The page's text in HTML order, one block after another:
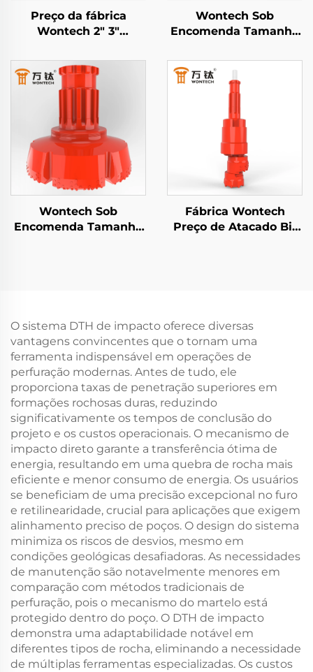
Preço da fábrica
Wontech 2" 3"
Down The Hole
Martelo DTH
Wontech Sob
Encomenda Tamanho
Poços de Perfuração
18" 24" 32" Polegadas
Broca DTH para
Fundação e Perfuração
de Poços
Wontech Sob
Encomenda Tamanho
de Poços
Fábrica Wontech
Preço de Atacado Bit
O sistema DTH de impacto oferece diversas
vantagens convincentes que o tornam uma
ferramenta indispensável em operações de
perfuração modernas. Antes de tudo, ele
proporciona taxas de penetração superiores em
formações rochosas duras, reduzindo
significativamente os tempos de conclusão do
projeto e os custos operacionais. O mecanismo de
impacto direto garante a transferência ótima de
energia, resultando em uma quebra de rocha mais
eficiente e menor consumo de energia. Os usuários
se beneficiam de uma precisão excepcional no furo
e retilinearidade, crucial para aplicações que exigem
alinhamento preciso de poços. O design do sistema
minimiza os riscos de desvios, mesmo em
condições geológicas desafiadoras. As necessidades
de manutenção são notavelmente menores em
comparação com métodos tradicionais de
perfuração, pois o mecanismo do martelo está
protegido dentro do poço. O DTH de impacto
demonstra uma adaptabilidade notável em
diferentes tipos de rocha, eliminando a necessidade
de múltiplas ferramentas especializadas. Os custos